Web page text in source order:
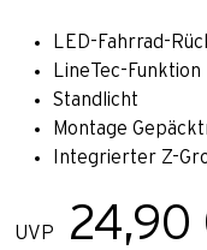
LED-Fahrrad-
LineTec-Funktion
Standlicht
Montage
Integrierter Z-
UVP 24,90